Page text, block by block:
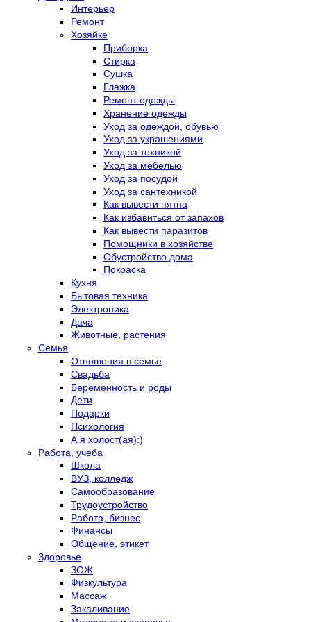
Интерьер
Ремонт
Хозяйке
Приборка
Стирка
Сушка
Глажка
Ремонт одежды
Хранение одежды
Уход за одеждой, обувью
Уход за украшениями
Уход за техникой
Уход за мебелью
Уход за посудой
Уход за сантехникой
Как вывести пятна
Как избавиться от запахов
Как вывести паразитов
Помощники в хозяйстве
Обустройство дома
Покраска
Кухня
Бытовая техника
Электроника
Дача
Животные, растения
Семья
Отношения в семье
Свадьба
Беременность и роды
Дети
Подарки
Психология
А я холост(ая):)
Работа, учеба
Школа
ВУЗ, колледж
Самообразование
Трудоустройство
Работа, бизнес
Финансы
Общение, этикет
Здоровье
ЗОЖ
Физкультура
Массаж
Закаливание